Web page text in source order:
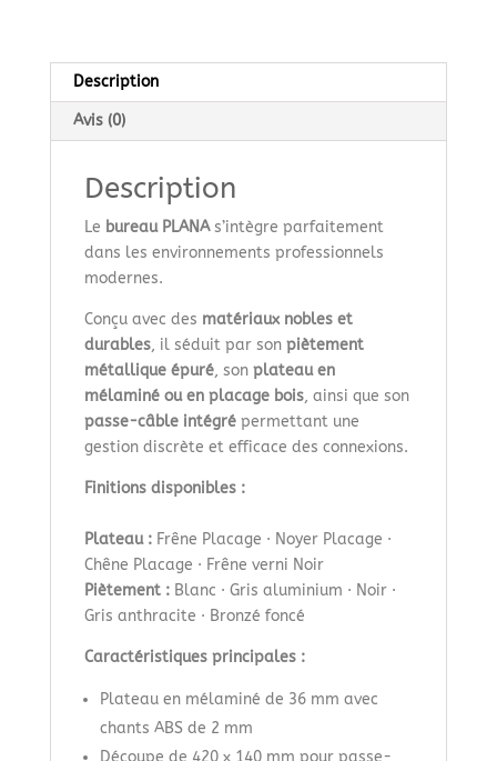
Description
Avis (0)
Description
Le bureau PLANAs’intègre parfaitement
dans les environnements professionnels
modernes.
Conçu avec des matériaux nobles et
durables, il séduit par son piètement
métallique épuré, son plateau en
mélaminé ou en placage bois, ainsi que son
passe-câble intégrépermettant une
gestion discrète et efficace des connexions.
Finitions disponibles :
Plateau :Frêne Placage · Noyer Placage ·
Chêne Placage · Frêne verni Noir
Piètement :Blanc · Gris aluminium · Noir ·
Gris anthracite · Bronzé foncé
Caractéristiques principales :
Plateau en mélaminé de 36 mm avec
chants ABS de 2 mm